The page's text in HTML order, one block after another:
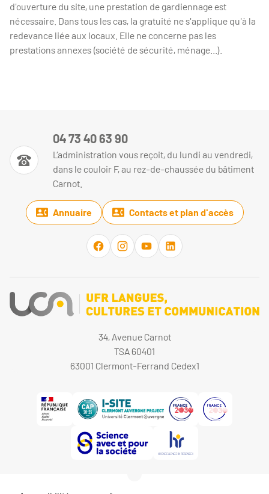
d'ouverture du site, une prestation de gardiennage est
nécessaire. Dans tous les cas, la gratuité ne s'applique qu'à la
redevance liée aux locaux. Elle ne concerne pas les
prestations annexes (société de sécurité, ménage...).
04 73 40 63 90
L’administration vous reçoit, du lundi au vendredi,
dans le couloir F, au rez-de-chaussée du bâtiment
Carnot.
Annuaire Contacts et plan d'accès
34, Avenue Carnot
TSA 60401
63001 Clermont-Ferrand Cedex1